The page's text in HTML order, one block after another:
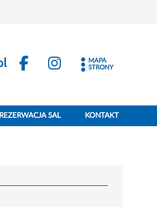
MAPA
STRONY
REZERWACJA SAL KONTAKT